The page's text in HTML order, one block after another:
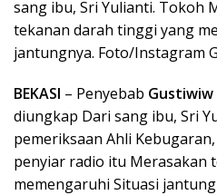
sang ibu, Sri Yulianti. Tokoh
tekanan darah tinggi yang
jantungnya. Foto/Instagram
BEKASI – Penyebab Gustiwiw
diungkap Dari sang ibu, Sri
pemeriksaan Ahli
penyiar radio itu Merasakan
memengaruhi Situasi